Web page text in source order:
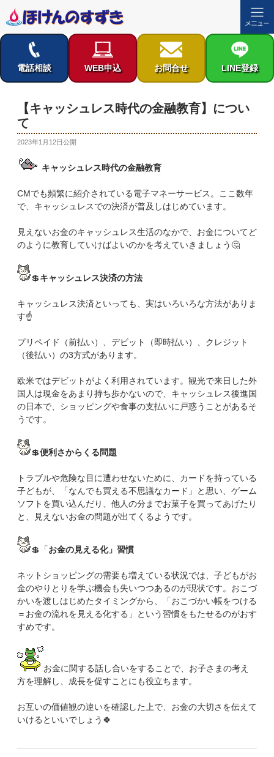
コ
ン
電話相談 WEB申込 お問合せ LINE登録
【キャッシュレス時代の金融教育】につい
て
投
日:
2023年1月12日公開
キャッシュレス時代の金融教育
CMでも頻繁に紹介されている電子マネーサービス。ここ数年
で、キャッシュレスでの決済が普及しはじめています。
見えないお金のキャッシュレス生活のなかで、お金についてど
のように教育していけばよいのかを考えていきましょう🤔
💲キャッシュレス決済の方法
キャッシュレス決済といっても、実はいろいろな方法がありま
す☝
プリペイド（前払い）、デビット（即時払い）、クレジット
（後払い）の3方式があります。
欧米ではデビットがよく利用されています。観光で来日した外
国人は現金をあまり持ち歩かないので、キャッシュレス後進国
の日本で、ショッピングや食事の支払いに戸惑うことがあるそ
うです。
💲便利さからくる問題
トラブルや危険な目に遭わせないために、カードを持っている
子どもが、「なんでも買える不思議なカード」と思い、ゲーム
ソフトを買い込んだり、他人の分までお菓子を買ってあげたり
と、見えないお金の問題が出てくるようです。
💲「お金の見える化」習慣
ネットショッピングの需要も増えている状況では、子どもがお
金のやりとりを学ぶ機会も失いつつあるのが現状です。おこづ
かいを渡しはじめたタイミングから、「おこづかい帳をつける
＝お金の流れを見える化する」という習慣をもたせるのがおす
すめです。
お金に関する話し合いをすることで、お子さまの考え
方を理解し、成長を促すことにも役立ちます。
お互いの価値観の違いを確認した上で、お金の大切さを伝えて
いけるといいでしょう🍀